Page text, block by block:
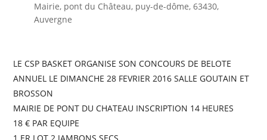
Mairie, pont du Château, puy-de-dôme, 63430,
Auvergne
LE CSP BASKET ORGANISE SON CONCOURS DE BELOTE
ANNUEL LE DIMANCHE 28 FEVRIER 2016 SALLE GOUTAIN ET
BROSSON
MAIRIE DE PONT DU CHATEAU INSCRIPTION 14 HEURES
18 € PAR EQUIPE